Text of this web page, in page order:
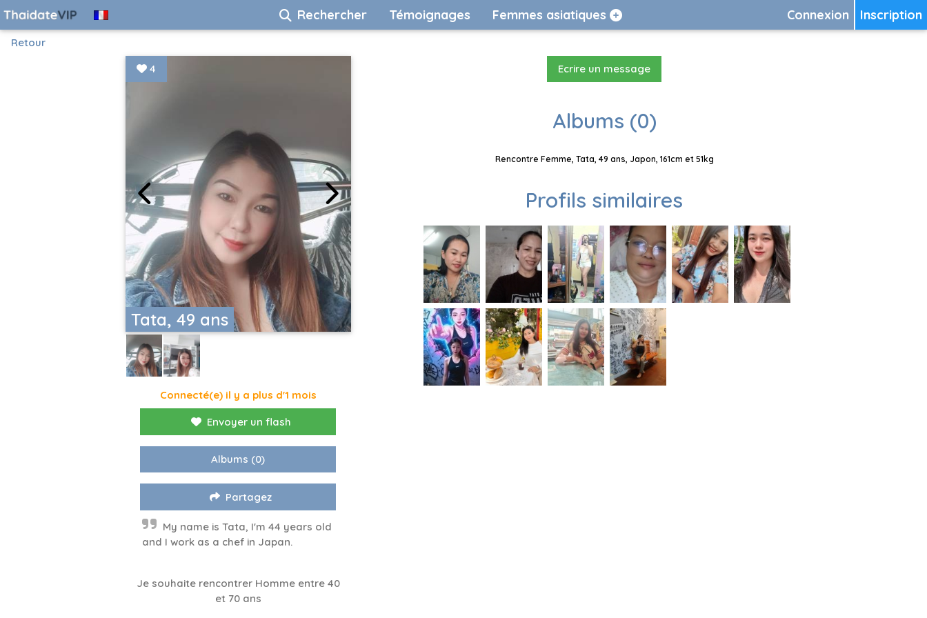
Inscription
Connexion
Rechercher Témoignages Femmes asiatiques
Retour
Tata, 49 ans
4
Connecté(e) il y a plus d'1 mois
Envoyer un flash
Albums (0)
Partagez
My name is Tata, I'm 44 years old
and I work as a chef in Japan.
Je souhaite rencontrer Homme entre 40
et 70 ans
Ecrire un message
Albums (0)
Rencontre Femme, Tata, 49 ans, Japon, 161cm et 51kg
Profils similaires